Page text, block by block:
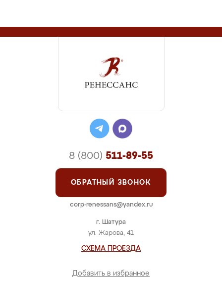
г. Шатура
ул. Жарова, 41
СХЕМА ПРОЕЗДА
Добавить в избранное
8 (800) 511-89-55
ОБРАТНЫЙ ЗВОНОК
corp-renessans@yandex.ru